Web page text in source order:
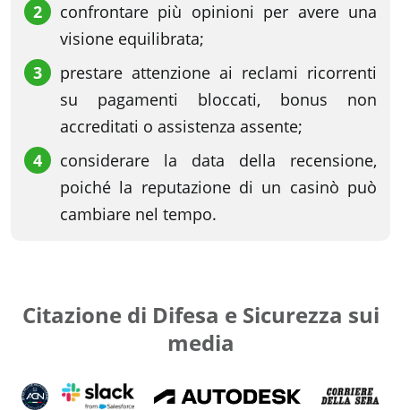
confrontare più opinioni per avere una
visione equilibrata;
prestare attenzione ai reclami ricorrenti
su pagamenti bloccati, bonus non
accreditati o assistenza assente;
considerare la data della recensione,
poiché la reputazione di un casinò può
cambiare nel tempo.
Citazione di Difesa e Sicurezza sui
media